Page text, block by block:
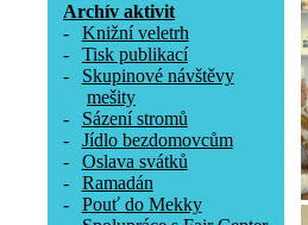
Archív aktivit
-
Knižní veletrh
-
Tisk publikací
-
Skupinové návštěvy
mešity
-
Sázení stromů
-
Jídlo bezdomovcům
-
Oslava svátků
-
Ramadán
-
Pouť do Mekky